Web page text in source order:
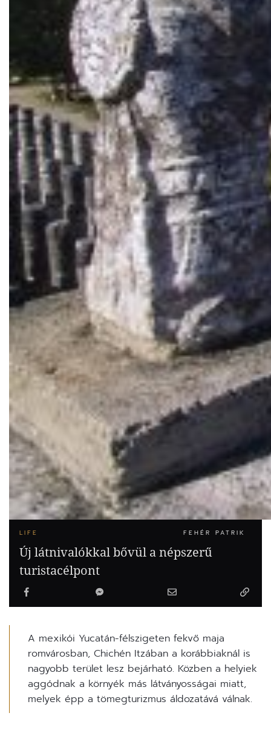
LIFE FEHÉR PATRIK
Új látnivalókkal bővül a népszerű
turistacélpont
A mexikói Yucatán-félszigeten fekvő maja
romvárosban, Chichén Itzában a korábbiaknál is
nagyobb terület lesz bejárható. Közben a helyiek
aggódnak a környék más látványosságai miatt,
melyek épp a tömegturizmus áldozatává válnak.